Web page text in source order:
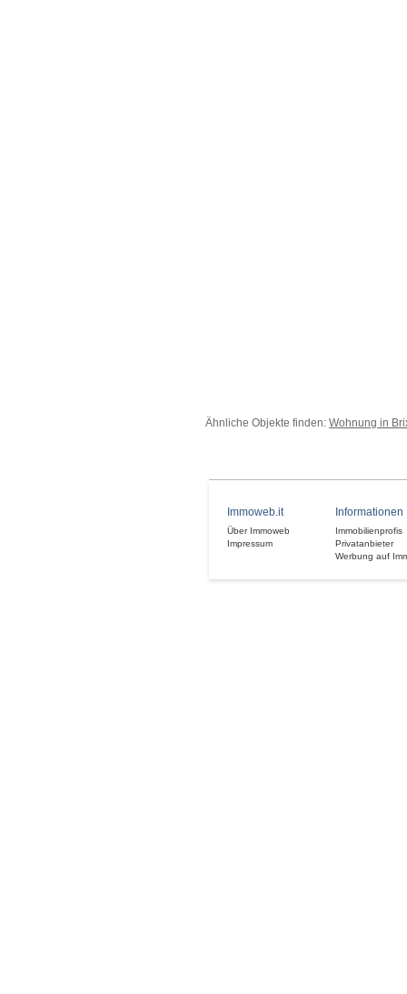
Ähnliche Objekte finden: Wohnung in
Immoweb.it
Über Immoweb
Impressum
Informationen
Immobilienprofis
Privatanbieter
Werbung auf